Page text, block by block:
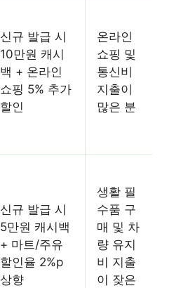
신규 발급 시
10만원 캐시
백 + 온라인
쇼핑 5% 추가
할인
온라인
쇼핑 및
통신비
지출이
많은 분
신규 발급 시
5만원 캐시백
+ 마트/주유
할인율 2%p
상향
생활 필
수품 구
매 및 차
량 유지
비 지출
이 잦은